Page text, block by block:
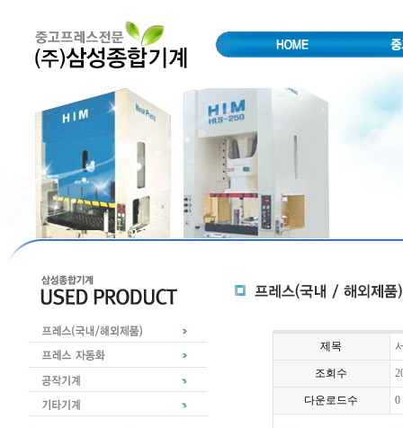
제목
조회수
다운로드수 0